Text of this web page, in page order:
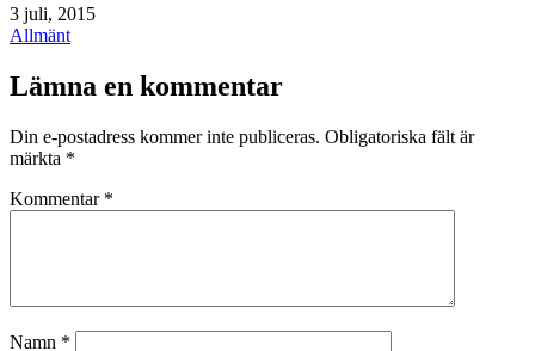
Publicerat
den
3 juli, 2015
Kategoriserat
Allmänt
Lämna en kommentar
Din e-postadress kommer inte publiceras. Obligatoriska fält är
märkta *
Kommentar *
Namn *